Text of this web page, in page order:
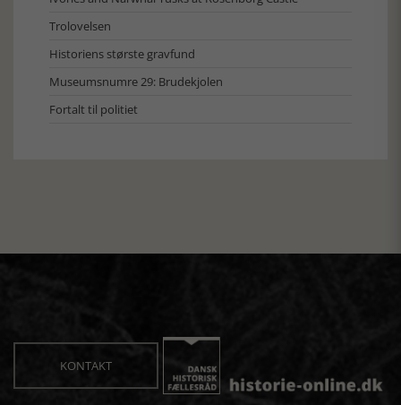
Trolovelsen
Historiens største gravfund
Museumsnumre 29: Brudekjolen
Fortalt til politiet
KONTAKT